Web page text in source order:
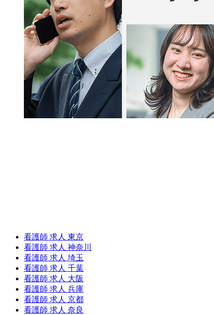
看護師 求人 東京
看護師 求人 神奈川
看護師 求人 埼玉
看護師 求人 千葉
看護師 求人 大阪
看護師 求人 兵庫
看護師 求人 京都
看護師 求人 奈良